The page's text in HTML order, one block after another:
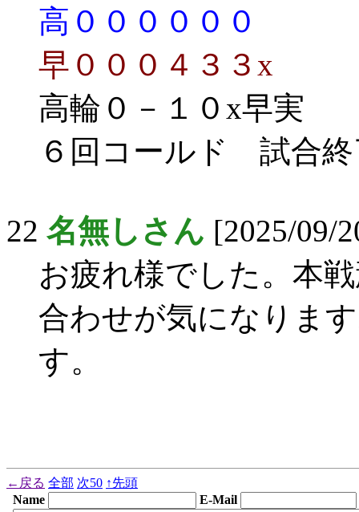
高００００００
早０００４３３x
高輪０－１０x早実
６回コールド 試合終
22 名無しさん [2025/09/
お疲れ様でした。本
合わせが気になりま
す。
←戻る 全部 次50 ↑先頭
Name
E-Mail